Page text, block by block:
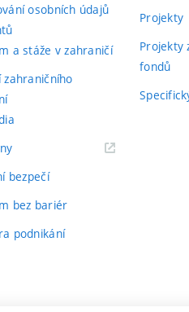
osobních údajů
a stáže v zahraničí
zahraničního
(externí
bezpečí
bez bariér
podnikání
Projekty
Projekty
fondů